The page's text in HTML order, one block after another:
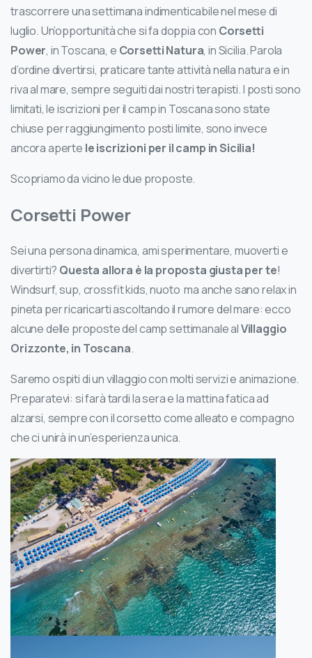
trascorrere una settimana indimenticabile nel mese di
luglio. Un’opportunità che si fa doppia con Corsetti
Power, in Toscana, e Corsetti Natura, in Sicilia. Parola
d’ordine divertirsi, praticare tante attività nella natura e in
riva al mare, sempre seguiti dai nostri terapisti. I posti sono
limitati, le iscrizioni per il camp in Toscana sono state
chiuse per raggiungimento posti limite, sono invece
ancora aperte le iscrizioni per il camp in Sicilia!
Scopriamo da vicino le due proposte.
Corsetti Power
Sei una persona dinamica, ami sperimentare, muoverti e
divertirti? Questa allora è la proposta giusta per te!
Windsurf, sup, crossfit kids, nuoto ma anche sano relax in
pineta per ricaricarti ascoltando il rumore del mare: ecco
alcune delle proposte del camp settimanale alVillaggio
Orizzonte, in Toscana.
Saremo ospiti di un villaggio con molti servizi e animazione.
Preparatevi: si farà tardi la sera e la mattina fatica ad
alzarsi, sempre con il corsetto come alleato e compagno
che ci unirà in un’esperienza unica.